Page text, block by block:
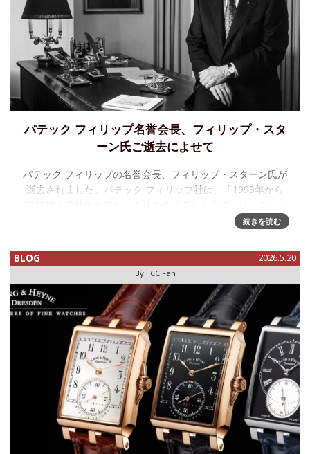
パテック フィリップ名誉会長、フィリップ・スタ
ーン氏ご逝去によせて
パテック フィリップの名誉会長、フィリップ・スターン氏が
逝去されました。パテック フィリップ社は、「1993年から
ターン氏が、2026年6月14日、享年88歳で逝去した」、と報
続きを読む
BLOG 2026.5.20
By : CC Fan